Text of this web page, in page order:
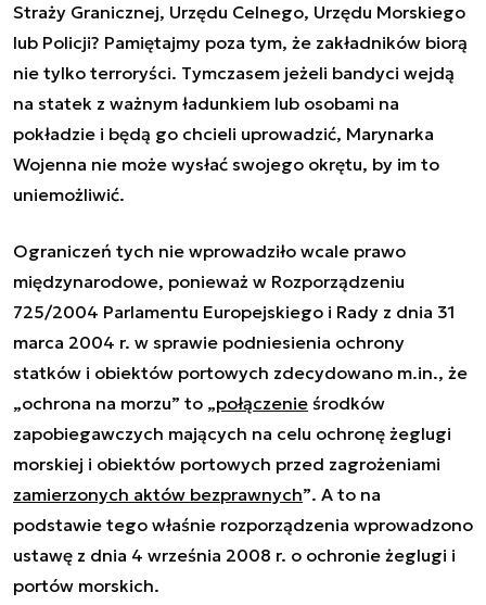
Straży Granicznej, Urzędu Celnego, Urzędu Morskiego
lub Policji? Pamiętajmy poza tym, że zakładników biorą
nie tylko terroryści. Tymczasem jeżeli bandyci wejdą
na statek z ważnym ładunkiem lub osobami na
pokładzie i będą go chcieli uprowadzić, Marynarka
Wojenna nie może wysłać swojego okrętu, by im to
uniemożliwić.
Ograniczeń tych nie wprowadziło wcale prawo
międzynarodowe, ponieważ w Rozporządzeniu
725/2004 Parlamentu Europejskiego i Rady z dnia 31
marca 2004 r. w sprawie podniesienia ochrony
statków i obiektów portowych zdecydowano m.in., że
„ochrona na morzu” to „połączenie środków
zapobiegawczych mających na celu ochronę żeglugi
morskiej i obiektów portowych przed zagrożeniami
zamierzonych aktów bezprawnych”. A to na
podstawie tego właśnie rozporządzenia wprowadzono
ustawę z dnia 4 września 2008 r. o ochronie żeglugi i
portów morskich.